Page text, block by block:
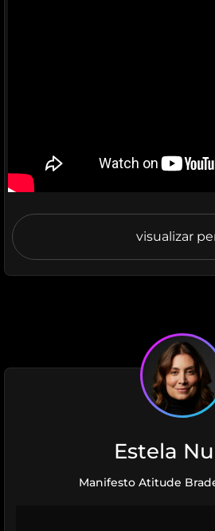
visualizar
Estela
Manifesto Atitude